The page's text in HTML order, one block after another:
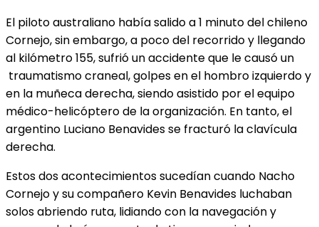
El piloto australiano había salido a 1 minuto del chileno
Cornejo, sin embargo, a poco del recorrido y llegando
al kilómetro 155, sufrió un accidente que le causó un
traumatismo craneal, golpes en el hombro izquierdo y
en la muñeca derecha, siendo asistido por el equipo
médico-helicóptero de la organización. En tanto, el
argentino Luciano Benavides se fracturó la clavícula
derecha.
Estos dos acontecimientos sucedían cuando Nacho
Cornejo y su compañero Kevin Benavides luchaban
solos abriendo ruta, lidiando con la navegación y